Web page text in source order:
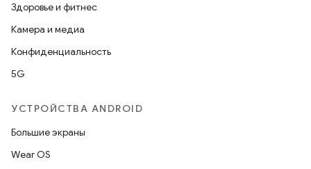
Здоровье и фитнес
Камера и медиа
Конфиденциальность
5G
УСТРОЙСТВА ANDROID
Большие экраны
Wear OS